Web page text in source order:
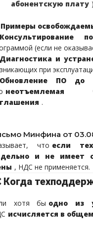
абонентскую плату
Примеры
Консультирование
(если не
Диагностика и
при
Обновление ПО до
неотъемлемая
.
Минфина от
что если
и не имеет
, НДС не применяется.
Когда
хотя бы одно из
исчисляется в